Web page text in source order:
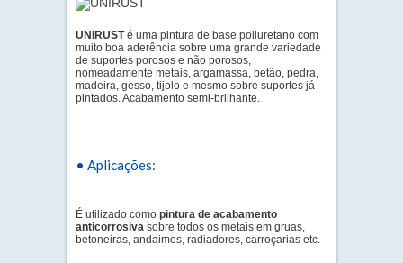
UNIRUSTé uma pintura de base poliuretano com
muito boa aderência sobre uma grande variedade
de suportes porosos e não porosos,
nomeadamente metais, argamassa, betão, pedra,
madeira, gesso, tijolo e mesmo sobre suportes já
pintados. Acabamento semi-brilhante.
• Aplicações:
É utilizado como pintura de acabamento
anticorrosiva sobre todos os metais em gruas,
betoneiras, andaimes, radiadores, carroçarias etc.